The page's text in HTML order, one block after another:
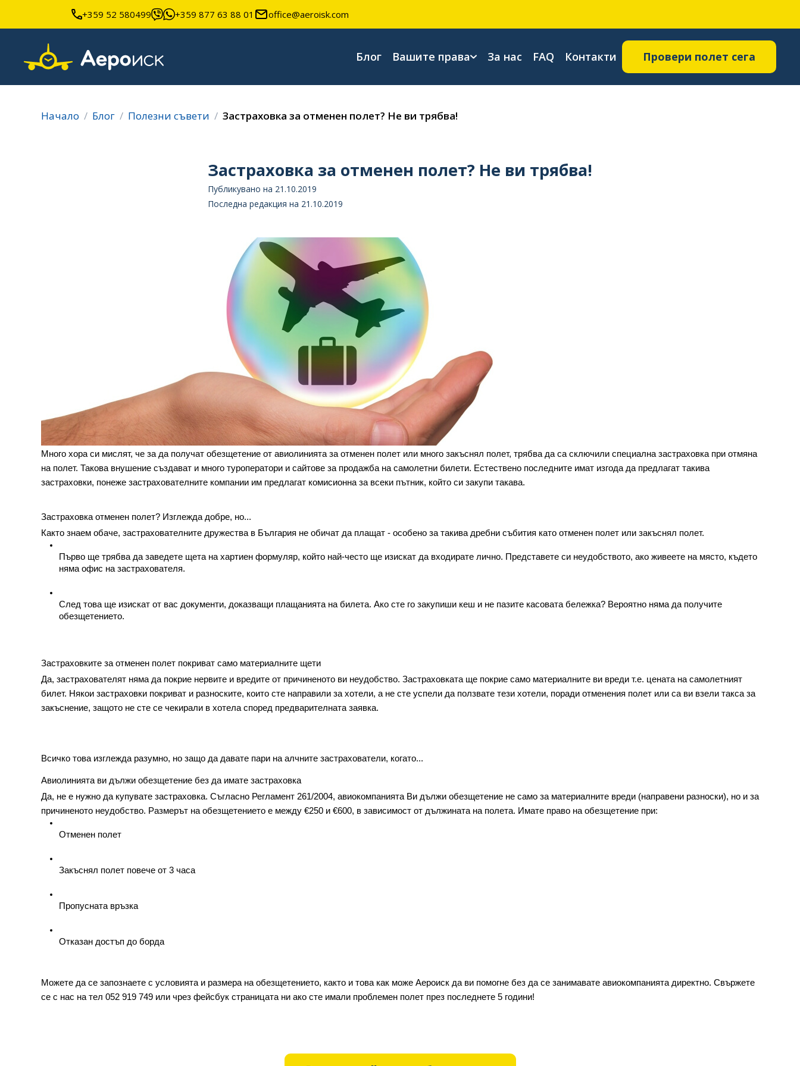
+359 52 580499 +359 877 63 88 01 office@aeroisk.com
Блог Вашите права За нас FAQ Контакти Провери полет сега
Начало Блог Полезни съвети Застраховка за отменен полет? Не ви трябва!
Застраховка за отменен полет? Не ви трябва!
Публикувано на 21.10.2019
Последна редакция на 21.10.2019
Много хора си мислят, че за да получат обезщетение от авиолинията за отменен полет или много закъснял полет, трябва да са сключили специална застраховка при отмяна
на полет. Такова внушение създават и много туроператори и сайтове за продажба на самолетни билети. Естествено последните имат изгода да предлагат такива
застраховки, понеже застрахователните компании им предлагат комисионна за всеки пътник, който си закупи такава.
Застраховка отменен полет? Изглежда добре, но...
Както знаем обаче, застрахователните дружества в България не обичат да плащат - особено за такива дребни събития като отменен полет или закъснял полет.
Първо ще трябва да заведете щета на хартиен формуляр, който най-често ще изискат да входирате лично. Представете си неудобството, ако живеете на място, където
няма офис на застрахователя.
След това ще изискат от вас документи, доказващи плащанията на билета. Ако сте го закупиши кеш и не пазите касовата бележка? Вероятно няма да получите
обезщетението.
Застраховките за отменен полет покриват само материалните щети
Да, застрахователят няма да покрие нервите и вредите от причиненото ви неудобство. Застраховката ще покрие само материалните ви вреди т.е. цената на самолетният
билет. Някои застраховки покриват и разноските, които сте направили за хотели, а не сте успели да ползвате тези хотели, поради отменения полет или са ви взели такса за
закъснение, защото не сте се чекирали в хотела според предварителната заявка.
Всичко това изглежда разумно, но защо да давате пари на алчните застрахователи, когато...
Авиолинията ви дължи обезщетение без да имате застраховка
Да, не е нужно да купувате застраховка. Съгласно Регламент 261/2004, авиокомпанията Ви дължи обезщетение не само за материалните вреди (направени разноски), но и за
причиненото неудобство. Размерът на обезщетението е между €250 и €600, в зависимост от дължината на полета. Имате право на обезщетение при:
Отменен полет
Закъснял полет повече от 3 часа
Пропусната връзка
Отказан достъп до борда
Можете да се запознаете с условията и размера на обезщетението, както и това как може Аероиск да ви помогне без да се занимавате авиокомпанията директно. Свържете
се с нас на тел 052 919 749 или чрез фейсбук страницата ни ако сте имали проблемен полет през последнете 5 години!